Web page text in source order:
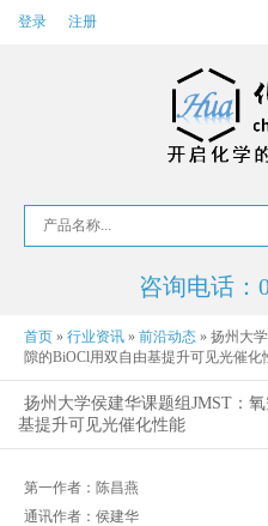
登录 注册
咨询电话：
首页 » 行业资讯 » 前沿动态 » 扬州大
隙的BiOCl用双自由基提升可见光催化
扬州大学侯建华课题组JMST：​
基提升可见光催化性能
第一作者：陈昌燕
通讯作者：侯建华